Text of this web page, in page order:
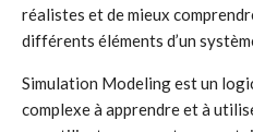
réalistes et de mieux
différents éléments d’un
Simulation Modeling est un
complexe à apprendre et à